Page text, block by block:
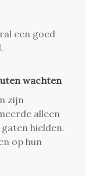
een goed
wachten
zijn
alleen
hielden.
op hun